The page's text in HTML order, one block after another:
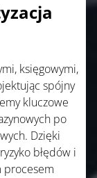
księgowymi,
spójny
kluczowe
po
Dzięki
błędów i
procesem